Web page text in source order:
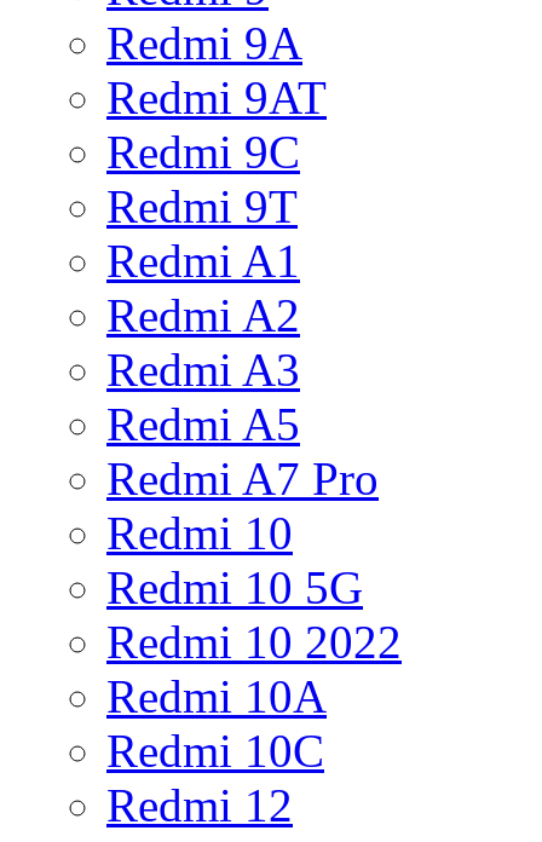
Redmi 9A
Redmi 9AT
Redmi 9C
Redmi 9T
Redmi A1
Redmi A2
Redmi A3
Redmi A5
Redmi A7 Pro
Redmi 10
Redmi 10 5G
Redmi 10 2022
Redmi 10A
Redmi 10C
Redmi 12